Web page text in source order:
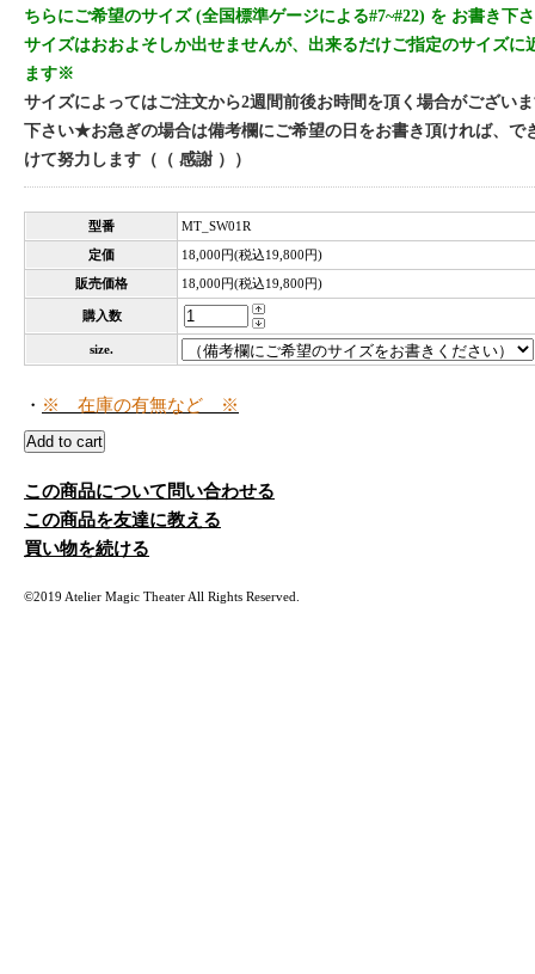
ちらにご希望のサイズ (全国標準ゲージによる#7~#22) を お書き下
サイズはおおよそしか出せませんが、出来るだけご指定のサイズに
ます※
サイズによってはご注文から2週間前後お時間を頂く場合がござい
下さい★お急ぎの場合は備考欄にご希望の日をお書き頂ければ、で
けて努力します（（ 感謝 ））
型番
MT_SW01R
定価
18,000円(税込19,800円)
販売価格
18,000円(税込19,800円)
購入数
size.
・ ※ 在庫の有無など ※
この商品について問い合わせる
この商品を友達に教える
買い物を続ける
©2019 Atelier Magic Theater All Rights Reserved.